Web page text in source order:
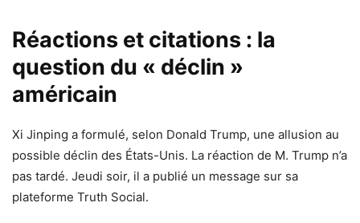
Réactions et citations : la
question du « déclin »
américain
Xi Jinping a formulé, selon Donald Trump, une allusion au
possible déclin des États-Unis. La réaction de M. Trump n’a
pas tardé. Jeudi soir, il a publié un message sur sa
plateforme Truth Social.